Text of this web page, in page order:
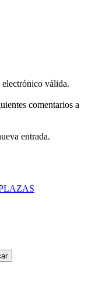
válida.
comentarios a
entrada.